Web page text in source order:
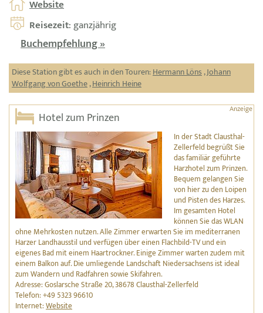
Website
Reisezeit: ganzjährig
Buchempfehlung »
Diese Station gibt es auch in den Touren:Hermann Löns,Johann
Wolfgang von Goethe,Heinrich Heine
Hotel zum Prinzen
In der Stadt Clausthal-
Zellerfeld begrüßt Sie
das familiär geführte
Harzhotel zum Prinzen.
Bequem gelangen Sie
von hier zu den Loipen
und Pisten des Harzes.
Im gesamten Hotel
können Sie das WLAN
ohne Mehrkosten nutzen. Alle Zimmer erwarten Sie im mediterranen
Harzer Landhausstil und verfügen über einen Flachbild-TV und ein
eigenes Bad mit einem Haartrockner. Einige Zimmer warten zudem mit
einem Balkon auf. Die umliegende Landschaft Niedersachsens ist ideal
zum Wandern und Radfahren sowie Skifahren.
Adresse: Goslarsche Straße 20, 38678 Clausthal-Zellerfeld
Telefon: +49 5323 96610
Internet:Website